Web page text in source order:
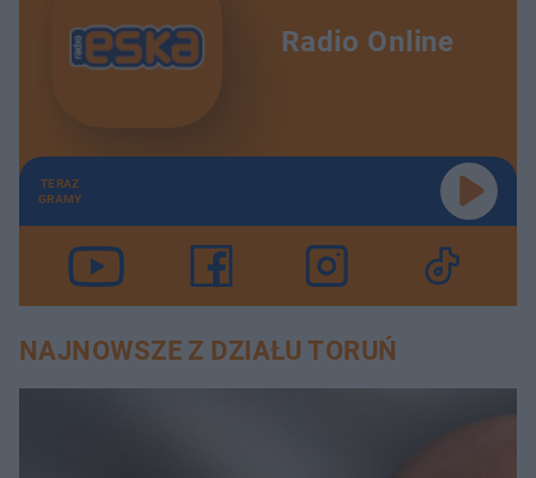
Radio Online
TERAZ
GRAMY
NAJNOWSZE Z DZIAŁU TORUŃ